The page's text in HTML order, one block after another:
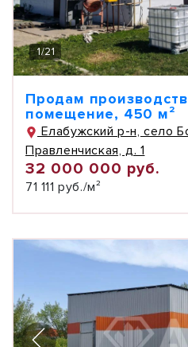
1/21
Продам
помещение, 450 м²
Елабужский р-н, село
Правленчиская, д. 1
32 000 000 руб.
71 111 руб./м²